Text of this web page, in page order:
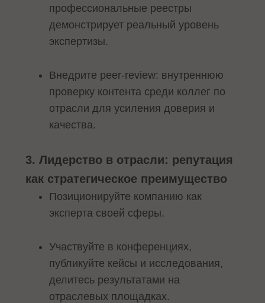
профессиональные реестры
демонстрирует реальный уровень
экспертизы.
Внедрите peer-review: внутреннюю
проверку контента среди коллег по
отрасли для усиления доверия и
качества.
3. Лидерство в отрасли: репутация
как стратегическое преимущество
Позиционируйте компанию как
эксперта своей сферы.
Участвуйте в конференциях,
публикуйте кейсы и исследования,
делитесь результатами на
отраслевых площадках.